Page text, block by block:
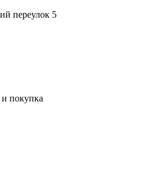
переулок 5
покупка